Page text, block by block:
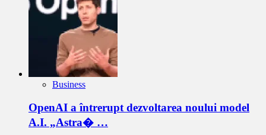
Business
OpenAI a întrerupt dezvoltarea noului model
A.I. „Astra� …